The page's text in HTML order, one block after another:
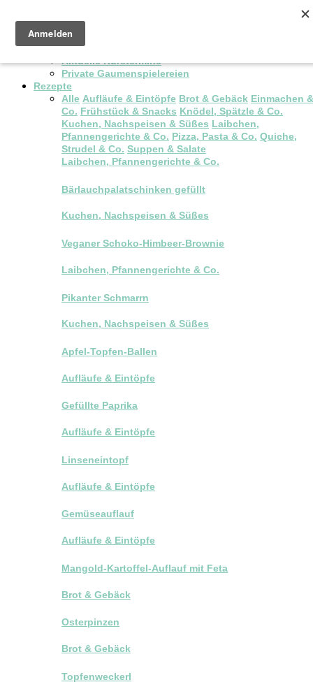
Pop-up Brunch
Kochkurse & Workshops
Aktuelle Kurstermine
Private Gaumenspielereien
Rezepte
Alle Aufläufe & Eintöpfe Brot & Gebäck Einmachen &
Co. Frühstück & Snacks Knödel, Spätzle & Co.
Kuchen, Nachspeisen & Süßes Laibchen,
Pfannengerichte & Co. Pizza, Pasta & Co. Quiche,
Strudel & Co. Suppen & Salate
Laibchen, Pfannengerichte & Co.
Bärlauchpalatschinken gefüllt
Kuchen, Nachspeisen & Süßes
Veganer Schoko-Himbeer-Brownie
Laibchen, Pfannengerichte & Co.
Pikanter Schmarrn
Kuchen, Nachspeisen & Süßes
Apfel-Topfen-Ballen
Aufläufe & Eintöpfe
Gefüllte Paprika
Aufläufe & Eintöpfe
Linseneintopf
Aufläufe & Eintöpfe
Gemüseauflauf
Aufläufe & Eintöpfe
Mangold-Kartoffel-Auflauf mit Feta
Brot & Gebäck
Osterpinzen
Brot & Gebäck
Topfenweckerl